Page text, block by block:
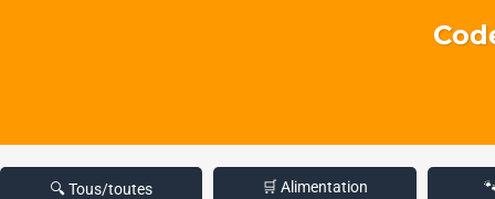
🔍 Tous/toutes 🛒 Alimentation